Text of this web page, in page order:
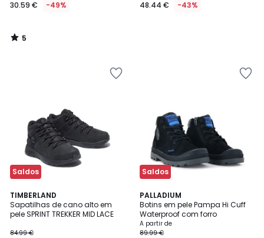
30.59 € -49%
5
/
48.44 € -43%
Saldos
TIMBERLAND
Sapatilhas de cano alto em
pele SPRINT TREKKER MID LACE
84.99 €
5
/
5
Saldos
PALLADIUM
Botins em pele Pampa Hi Cuff
Waterproof com forro
A partir de
89.99 €
4
/
5
2
Cores